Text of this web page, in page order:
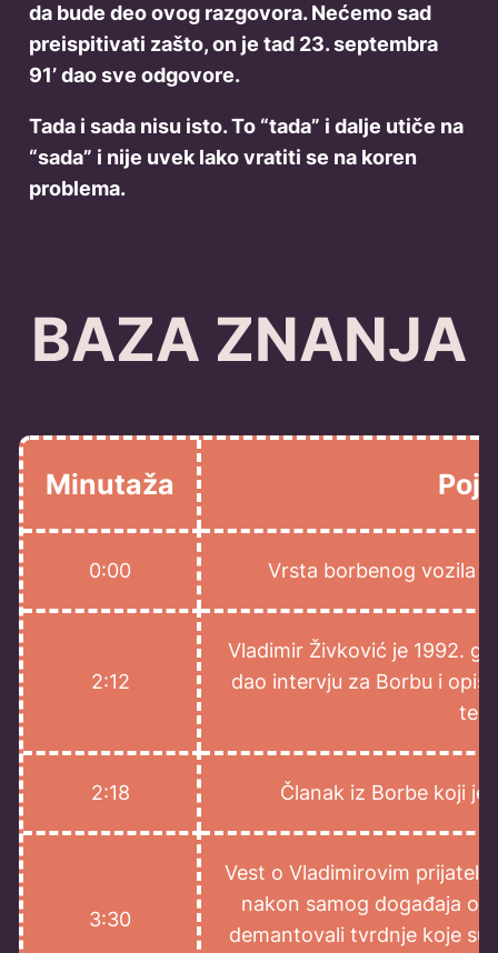
da bude deo ovog razgovora. Nećemo sad
preispitivati zašto, on je tad 23. septembra
91’ dao sve odgovore.
Tada i sada nisu isto. To “tada” i dalje utiče na
“sada” i nije uvek lako vratiti se na koren
problema.
BAZA ZNANJA
Minutaža
0:00 Vrsta borbenog vozila
2:12
Vladimir Živković je 1992.
dao intervju za Borbu i
2:18 Članak iz Borbe koji je
3:30
Vest o Vladimirovim
nakon samog događaja
demantovali tvrdnje koje su